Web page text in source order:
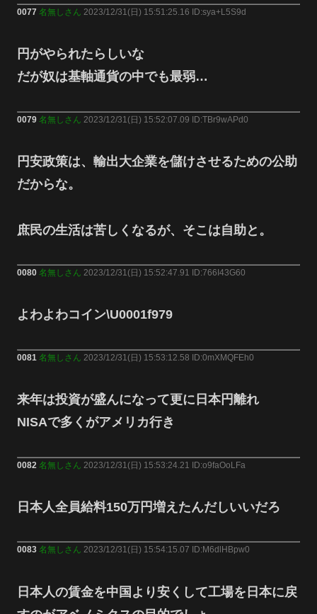
0077 名無しさん 2023/12/31(日) 15:51:25.16 ID:sya+L5S9d
円がやられたらしいな
だが奴は基軸通貨の中でも最弱…
0079 名無しさん 2023/12/31(日) 15:52:07.09 ID:TBr9wAPd0
円安政策は、輸出大企業を儲けさせるための公助
だからな。
庶民の生活は苦しくなるが、そこは自助と。
0080 名無しさん 2023/12/31(日) 15:52:47.91 ID:766I43G60
よわよわコイン\U0001f979
0081 名無しさん 2023/12/31(日) 15:53:12.58 ID:0mXMQFEh0
来年は投資が盛んになって更に日本円離れ
NISAで多くがアメリカ行き
0082 名無しさん 2023/12/31(日) 15:53:24.21 ID:o9faOoLFa
日本人全員給料150万円増えたんだしいいだろ
0083 名無しさん 2023/12/31(日) 15:54:15.07 ID:M6dlHBpw0
日本人の賃金を中国より安くして工場を日本に戻